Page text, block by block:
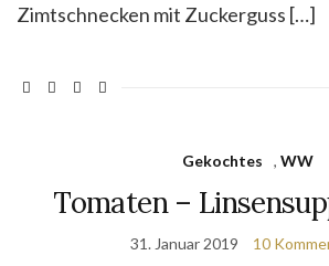
Zimtschnecken mit Zuckerguss […]
Gekochtes , WW
Tomaten –
31. Januar 2019 10